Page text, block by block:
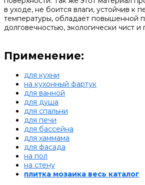
в уходе, не боится влаги, устойчив к
температуры, обладает повышенной
долговечностью, экологически чист
Применение:
для кухни
на кухонный фартук
для ванной
для душа
для спальни
для печи
для бассейна
для хаммама
для фасада
на пол
на стену
плитка мозаика весь каталог